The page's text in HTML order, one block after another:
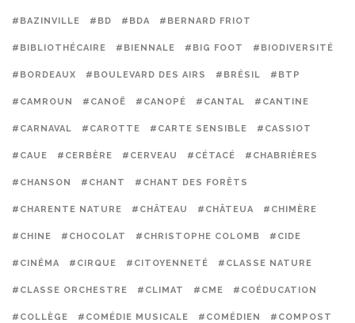
#BAZINVILLE #BD #BDA #BERNARD FRIOT
#BIBLIOTHÉCAIRE #BIENNALE #BIG FOOT #BIODIVERSITÉ
#BORDEAUX #BOULEVARD DES AIRS #BRÉSIL #BTP
#CAMROUN #CANOË #CANOPÉ #CANTAL #CANTINE
#CARNAVAL #CAROTTE #CARTE SENSIBLE #CASSIOT
#CAUE #CERBÈRE #CERVEAU #CÉTACÉ #CHABRIÈRES
#CHANSON #CHANT #CHANT DES FORÊTS
#CHARENTE NATURE #CHÂTEAU #CHÂTEUA #CHIMÈRE
#CHINE #CHOCOLAT #CHRISTOPHE COLOMB #CIDE
#CINÉMA #CIRQUE #CITOYENNETÉ #CLASSE NATURE
#CLASSE ORCHESTRE #CLIMAT #CME #COÉDUCATION
#COLLÈGE #COMÉDIE MUSICALE #COMÉDIEN #COMPOST